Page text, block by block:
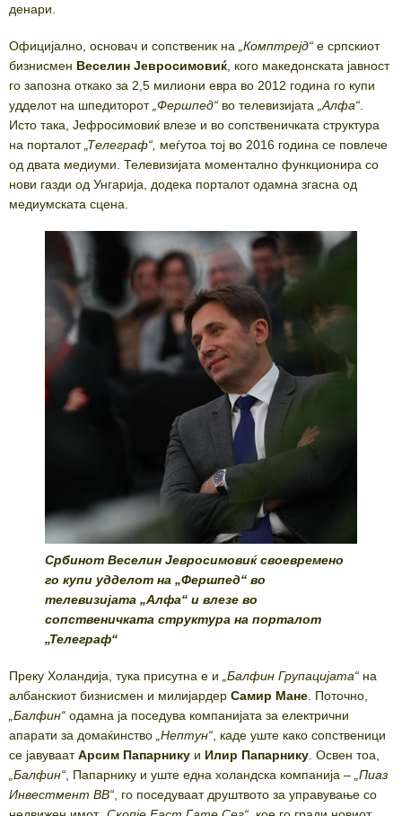
денари.
Официјално, основач и сопственик на „Комптрејд“ е српскиот
бизнисмен Веселин Јевросимовиќ , кого македонската јавност
го запозна откако за 2,5 милиони евра во 2012 година го купи
удделот на шпедиторот „Фершпед“ во телевизијата „Алфа“
Исто така, Јефросимовиќ влезе и во сопственичката структура
на порталот „Телеграф“, меѓутоа тој во 2016 година се повлече
од двата медиуми. Телевизијата моментално функционира со
нови газди од Унгарија, додека порталот одамна згасна од
медиумската сцена.
Србинот Веселин Јевросимовиќ своевремено
го купи удделот на „Фершпед“ во
телевизијата „Алфа“ и влезе во
сопственичката структура на порталот
„Телеграф“
Преку Холандија, тука присутна е и Балфин Групацијата“ на
албанскиот бизнисмен и милијардер Самир Мане . Поточно,
Балфин“ одамна ја поседува компанијата за електрични
апарати за домаќинство Нептун“ , каде уште како сопственици
се јавуваатАрсим Папарнику и Илир Папарнику . Освен тоа,
Балфин“ , Папарнику и уште една холандска компанија – Пиаз
Инвестмент ВВ“ , го поседуваат друштвото за управување со